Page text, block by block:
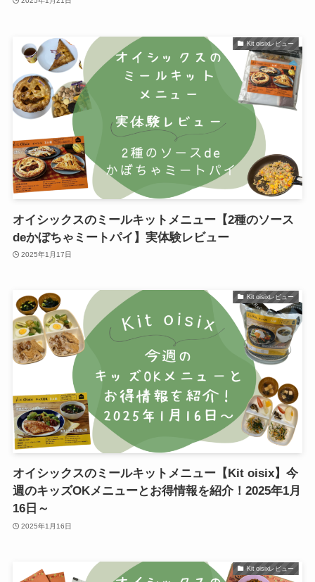
Kit oisixレビュー
オイシックスのミールキットメニュー【2種のソース
deかぼちゃミートパイ】実体験レビュー
2025年1月17日
Kit oisixレビュー
オイシックスのミールキットメニュー【Kit oisix】今
週のキッズOKメニューとお得情報を紹介！2025年1月
16日～
2025年1月16日
Kit oisixレビュー